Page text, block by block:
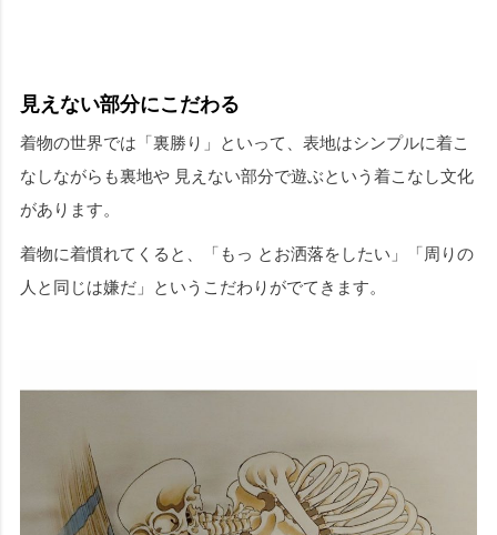
見えない部分にこだわる
着物の世界では「裏勝り」といって、表地はシンプルに着こ
なしながらも裏地や 見えない部分で遊ぶという着こなし文化
があります。
着物に着慣れてくると、「もっ とお洒落をしたい」「周りの
人と同じは嫌だ」というこだわりがでてきます。